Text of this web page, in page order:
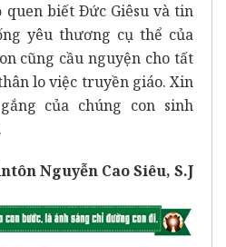
quen biết Ðức Giêsu và tin
yêu thương cụ thể của
cũng cầu nguyện cho tất
lo việc truyền giáo. Xin
của chúng con sinh
Nguyễn Cao Siêu, S.J